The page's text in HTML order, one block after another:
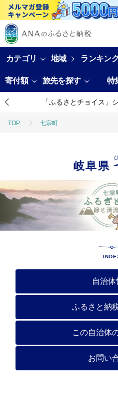
カテゴリ 地域 ランキン
寄付額 旅先を探す 特
「ふるさとチョイス」
TOP 七宗町
岐阜県
自治体
ふるさと納
この自治体
お問い